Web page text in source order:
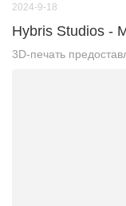
2024-9-18
Hybris Studios -
3D-печать